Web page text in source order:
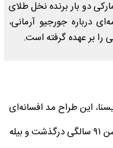
دو بار برنده نخل طلای
درباره جورجیو آرمانی،
را بر عهده گرفته است.
این طراح مد افسانه‌ای
در ماه سپتامبر در میلان در سن ۹۱ سالگی درگذشت و بیله